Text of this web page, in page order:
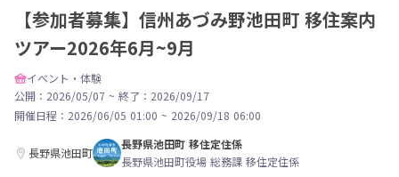
【参加者募集】信州あづみ野池田町 移住案内
ツアー2026年6月~9月
イベント・体験
公開：2026/05/07 ~ 終了：2026/09/17
開催日程： 2026/06/05 01:00 ~ 2026/09/18 06:00
長野県池田町
長野県池田町 移住定住係
長野県池田町役場 総務課 移住定住係